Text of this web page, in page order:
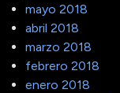
mayo 2018
abril 2018
marzo 2018
febrero 2018
enero 2018